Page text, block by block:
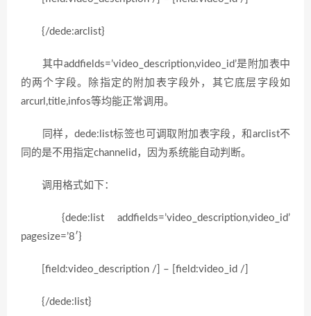
{/dede:arclist}
其中addfields=’video_description,video_id’是附加表中
的两个字段。除指定的附加表字段外，其它底层字段如
arcurl,title,infos等均能正常调用。
同样，dede:list标签也可调取附加表字段，和arclist不
同的是不用指定channelid，因为系统能自动判断。
调用格式如下：
{dede:list addfields=’video_description,video_id’
pagesize=’8′}
[field:video_description /] – [field:video_id /]
{/dede:list}